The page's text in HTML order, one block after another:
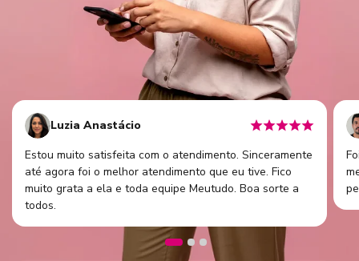
Luzia Anastácio
Estou muito satisfeita com o atendimento. Sinceramente
até agora foi o melhor atendimento que eu tive. Fico
muito grata a ela e toda equipe Meutudo. Boa sorte a
todos.